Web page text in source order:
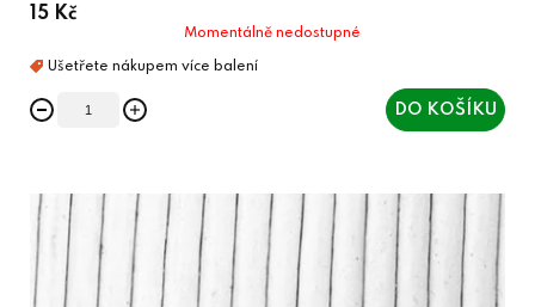
15 Kč
Momentálně nedostupné
DO KOŠÍKU